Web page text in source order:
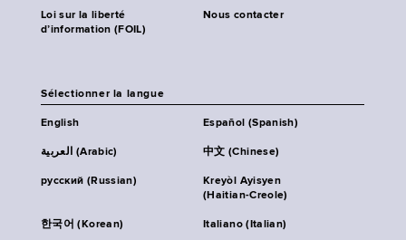
Loi sur la liberté
d’information (FOIL)
Nous contacter
Sélectionner la langue
English Español (Spanish)
العربية (Arabic) 中文 (Chinese)
русский (Russian)
Kreyòl Ayisyen
(Haitian-Creole)
한국어 (Korean) Italiano (Italian)